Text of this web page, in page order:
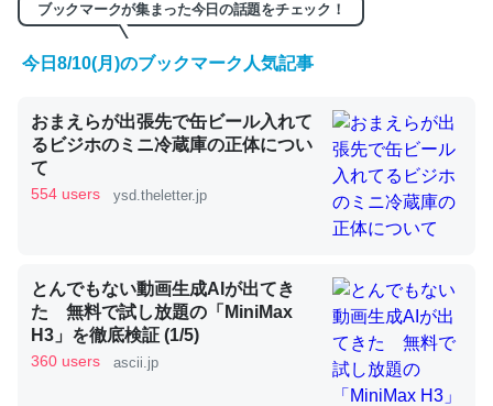
くらい。小説でいう「ずっと前の伏線」は回収されないけ
ど、短期記憶というには多い分量。進化すればするほど分
かりやすく強くなりそう
─GPTの仕組みと限界についての考察（１） - conceptualization
昆虫ってカルシウム少ないのか。知らんかった。調べたら
コオロギのカルシウム分はエビの600分の1程度。
ブックマークが集まった今日の話題をチェック！
今日8/10(月)のブックマーク人気記事
おまえらが出張先で缶ビール入れて
るビジホのミニ冷蔵庫の正体につい
て
554 users ysd.theletter.jp
とんでもない動画生成AIが出てき
た 無料で試し放題の「MiniMax
H3」を徹底検証 (1/5)
360 users ascii.jp